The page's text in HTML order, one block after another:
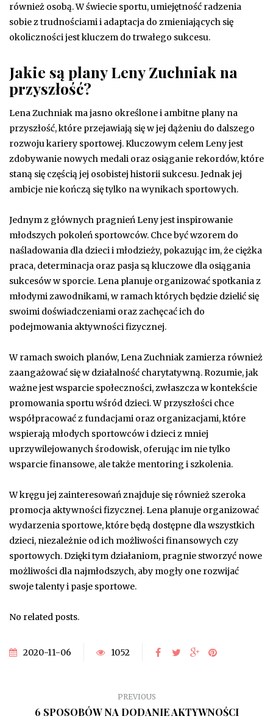
również osobą. W świecie sportu, umiejętność radzenia
sobie z trudnościami i adaptacja do zmieniających się
okoliczności jest kluczem do trwałego sukcesu.
Jakie są plany Leny Zuchniak na
przyszłość?
Lena Zuchniak ma jasno określone i ambitne plany na
przyszłość, które przejawiają się w jej dążeniu do dalszego
rozwoju kariery sportowej. Kluczowym celem Leny jest
zdobywanie nowych medali oraz osiąganie rekordów, które
staną się częścią jej osobistej historii sukcesu. Jednak jej
ambicje nie kończą się tylko na wynikach sportowych.
Jednym z głównych pragnień Leny jest inspirowanie
młodszych pokoleń sportowców. Chce być wzorem do
naśladowania dla dzieci i młodzieży, pokazując im, że ciężka
praca, determinacja oraz pasja są kluczowe dla osiągania
sukcesów w sporcie. Lena planuje organizować spotkania z
młodymi zawodnikami, w ramach których będzie dzielić się
swoimi doświadczeniami oraz zachęcać ich do
podejmowania aktywności fizycznej.
W ramach swoich planów, Lena Zuchniak zamierza również
zaangażować się w działalność charytatywną. Rozumie, jak
ważne jest wsparcie społeczności, zwłaszcza w kontekście
promowania sportu wśród dzieci. W przyszłości chce
współpracować z fundacjami oraz organizacjami, które
wspierają młodych sportowców i dzieci z mniej
uprzywilejowanych środowisk, oferując im nie tylko
wsparcie finansowe, ale także mentoring i szkolenia.
W kręgu jej zainteresowań znajduje się również szeroka
promocja aktywności fizycznej. Lena planuje organizować
wydarzenia sportowe, które będą dostępne dla wszystkich
dzieci, niezależnie od ich możliwości finansowych czy
sportowych. Dzięki tym działaniom, pragnie stworzyć nowe
możliwości dla najmłodszych, aby mogły one rozwijać
swoje talenty i pasje sportowe.
No related posts.
2020-11-06 1052
PREVIOUS
6 SPOSOBÓW NA DODANIE AKTYWNOŚCI